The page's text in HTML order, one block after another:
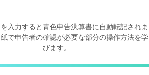
入力すると青色申告決算書に自動転記されま
で申告者の確認が必要な部分の操作方法を学
びます。